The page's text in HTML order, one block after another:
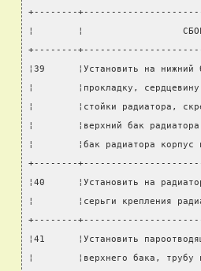
+--------
¦        ¦
+--------
¦39      ¦Установить на
¦        ¦прокладку,
¦        ¦стойки радиатора,
¦        ¦верхний бак
¦        ¦бак радиатора
+--------
¦40      ¦Установить на
¦        ¦серьги крепления
+--------
¦41      ¦Установить
¦        ¦верхнего бака,